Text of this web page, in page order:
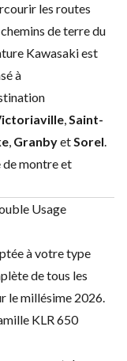
les routes
de terre du
Kawasaki est
à
,Saint-
, GranbyetSorel.
de montre et
Usage
à votre type
de tous les
le millésime 2026.
KLR 650